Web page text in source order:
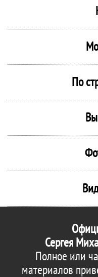
По
Сергея
Полное или
материалов